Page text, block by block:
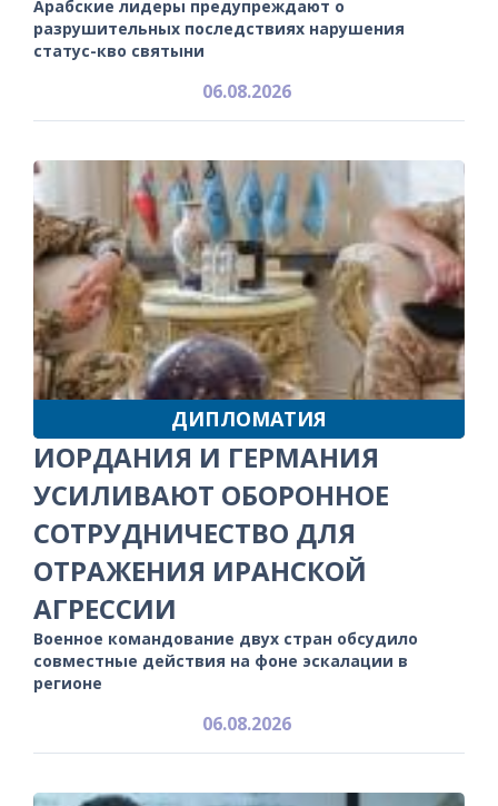
Арабские лидеры предупреждают о
разрушительных последствиях нарушения
статус-кво святыни
06.08.2026
ДИПЛОМАТИЯ
ИОРДАНИЯ И ГЕРМАНИЯ
УСИЛИВАЮТ ОБОРОННОЕ
СОТРУДНИЧЕСТВО ДЛЯ
ОТРАЖЕНИЯ ИРАНСКОЙ
АГРЕССИИ
Военное командование двух стран обсудило
совместные действия на фоне эскалации в
регионе
06.08.2026